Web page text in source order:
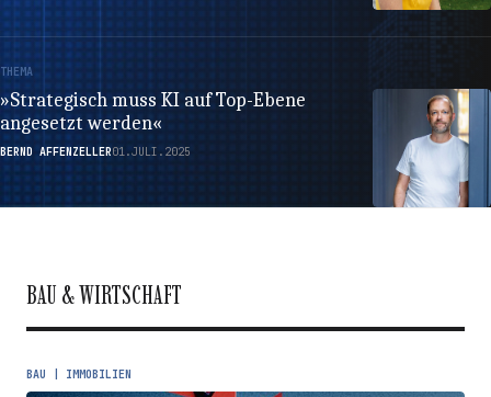
THEMA
»Strategisch muss KI auf Top-Ebene
angesetzt werden«
BERND AFFENZELLER01.JULI.2025
BAU & WIRTSCHAFT
BAU | IMMOBILIEN